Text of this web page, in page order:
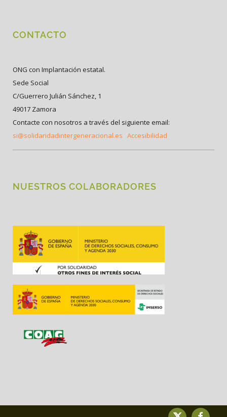
CONTACTO
ONG con Implantación estatal.
Sede Social
C/Guerrero Julián Sánchez, 1
49017 Zamora
Contacte con nosotros a través del siguiente email:
si@solidaridadintergeneracional.es Accesibilidad
NUESTROS COLABORADORES